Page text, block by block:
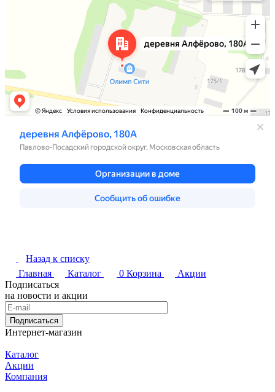
Назад к списку
Главная
Каталог 0 Корзина
Акции
Подписаться
на новости и акции
Подписаться
Интернет-магазин
Каталог
Акции
Компания